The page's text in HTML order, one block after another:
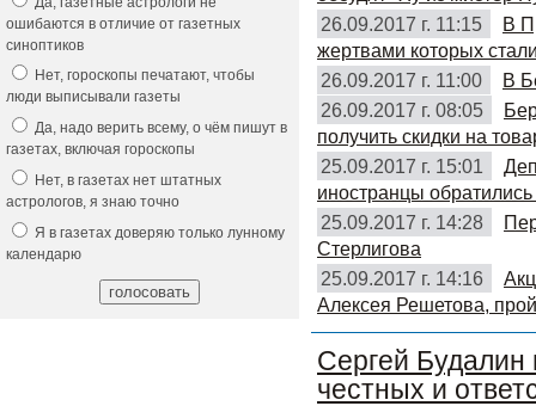
26.09.2017 г. 11:15
В
жертвами которых
26.09.2017 г. 11:00
В
26.09.2017 г. 08:05
получить скидки на
25.09.2017 г. 15:01
иностранцы обратились
25.09.2017 г. 14:28
Стерлигова
25.09.2017 г. 14:16
Алексея Решетова,
Сергей Будалин
честных и
ошибаются в отличие от газетных
синоптиков
Нет, гороскопы печатают, чтобы
люди выписывали газеты
Да, надо верить всему, о чём пишут в
газетах, включая гороскопы
Нет, в газетах нет штатных
астрологов, я знаю точно
Я в газетах доверяю только лунному
календарю